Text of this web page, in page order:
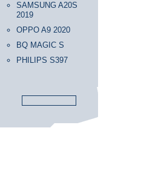
SAMSUNG A20S
2019
OPPO A9 2020
BQ MAGIC S
PHILIPS S397